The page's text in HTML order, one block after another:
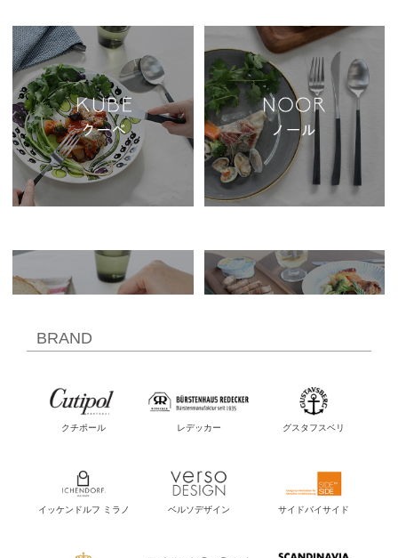
BRAND
クチポール レデッカー グスタフスベリ
イッケンドルフ ミラノ ベルソデザイン サイドバイサイド